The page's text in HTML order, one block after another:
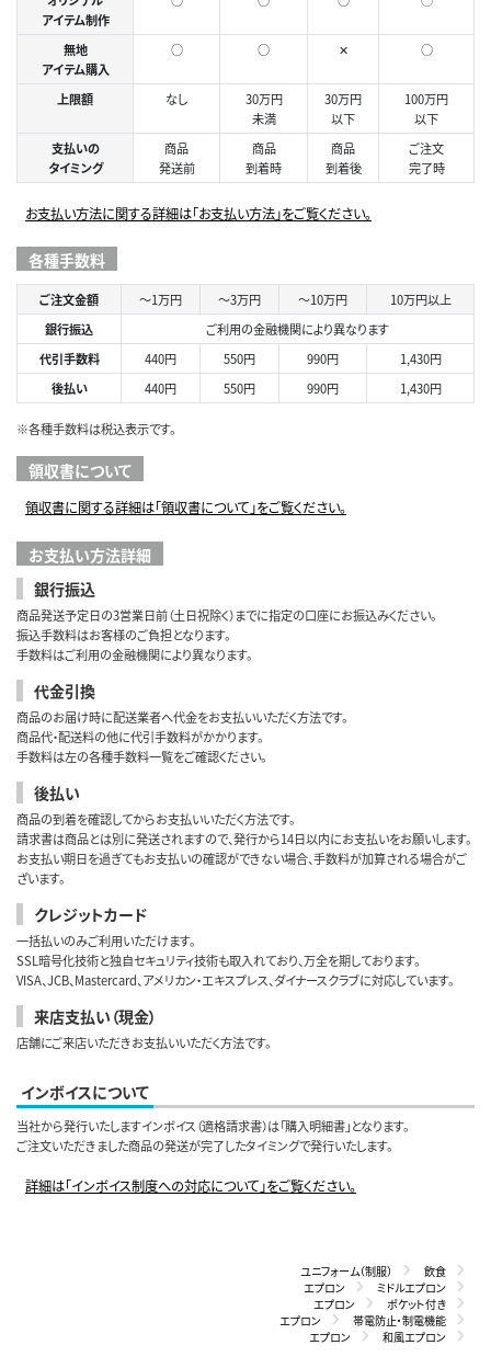
アイテム制作
無地
アイテム購入
○ ○ ✕ ○
上限額 なし
30万円
未満
30万円
以下
100万円
以下
支払いの
タイミング
商品
発送前
商品
到着時
商品
到着後
ご注文
完了時
お支払い方法に関する詳細は「お支払い方法」をご覧ください。
各種手数料
ご注文金額 ～1万円 ～3万円 ～10万円
10万円以上
銀行振込
ご利用の金融機関により異なります
代引手数料
440円 550円 990円
1,430円
後払い
440円 550円 990円 1,430円
※各種手数料は税込表示です。
領収書について
領収書に関する詳細は「領収書について」をご覧ください。
お支払い方法詳細
銀行振込
商品発送予定日の3営業日前（土日祝除く）までに指定の口座にお振込みください。
振込手数料はお客様のご負担となります。
手数料はご利用の金融機関により異なります。
代金引換
商品のお届け時に配送業者へ代金をお支払いいただく方法です。
商品代・配送料の他に代引手数料がかかります。
手数料は左の各種手数料一覧をご確認ください。
後払い
商品の到着を確認してからお支払いいただく方法です。
請求書は商品とは別に発送されますので、発行から14日以内にお支払いをお願いします。
お支払い期日を過ぎてもお支払いの確認ができない場合、手数料が加算される場合がご
ざいます。
クレジットカード
一括払いのみご利用いただけます。
SSL暗号化技術と独自セキュリティ技術も取入れており、万全を期しております。
VISA、JCB、Mastercard、アメリカン・エキスプレス、ダイナースクラブに対応しています。
来店支払い（現金）
店舗にご来店いただきお支払いいただく方法です。
インボイスについて
当社から発行いたしますインボイス（適格請求書）は「購入明細書」となります。
ご注文いただきました商品の発送が完了したタイミングで発行いたします。
詳細は「インボイス制度への対応について」をご覧ください。
ユニフォーム（制服）
飲食
エプロン
ミドルエプロン
エプロン
ポケット付き
エプロン
帯電防止・制電機能
エプロン
和風エプロン